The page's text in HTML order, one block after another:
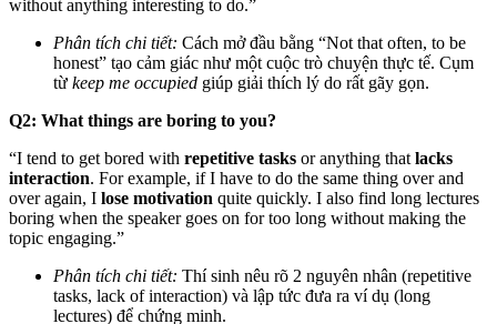
without anything interesting to do.”
Phân tích chi tiết: Cách mở đầu bằng “Not that often, to be
honest” tạo cảm giác như một cuộc trò chuyện thực tế. Cụm
từ keep me occupied giúp giải thích lý do rất gãy gọn.
Q2: What things are boring to you?
“I tend to get bored with repetitive tasks or anything that lacks
interaction. For example, if I have to do the same thing over and
over again, I lose motivation quite quickly. I also find long lectures
boring when the speaker goes on for too long without making the
topic engaging.”
Phân tích chi tiết: Thí sinh nêu rõ 2 nguyên nhân (repetitive
tasks, lack of interaction) và lập tức đưa ra ví dụ (long
lectures) để chứng minh.